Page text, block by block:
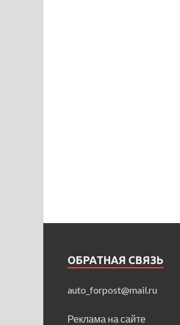
ОБРАТНАЯ СВЯЗЬ
auto_forpost@mail.ru
Реклама на сайте